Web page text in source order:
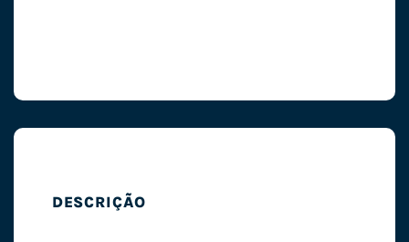
DESCRIÇÃO